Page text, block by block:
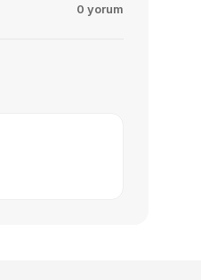
0 yorum